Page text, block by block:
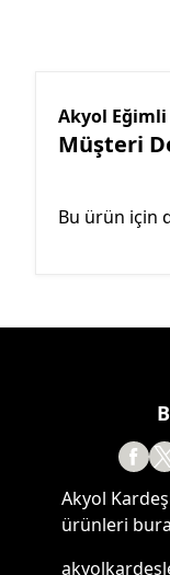
Akyol Eğimli
Müşteri
Bu ürün için
Akyol
ürünleri